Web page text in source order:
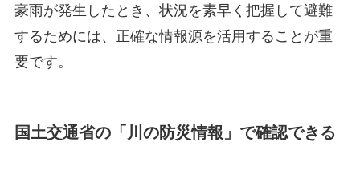
豪雨が発生したとき、状況を素早く把握して避難
するためには、正確な情報源を活用することが重
要です。
国土交通省の「川の防災情報」で確認できる